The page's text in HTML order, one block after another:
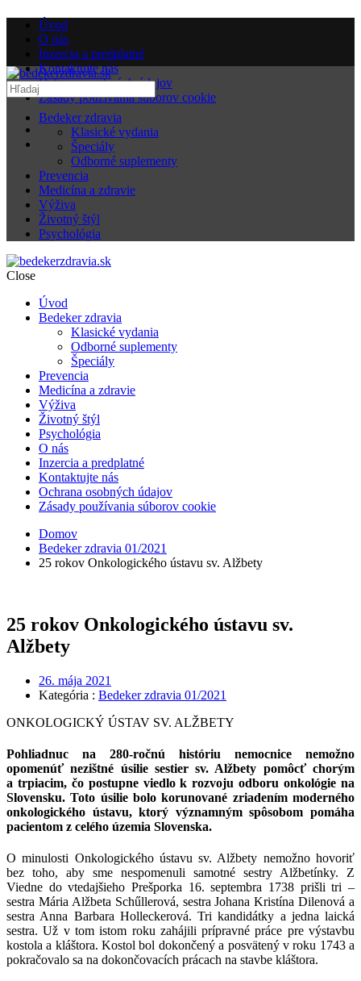
Úvod
O nás
Inzercia a predplatné
Kontaktujte nás
Ochrana osobných údajov
Zásady používania súborov cookie
Bedeker zdravia
Klasické vydania
Špeciály
Odborné suplementy
Prevencia
Medicína a zdravie
Výživa
Životný štýl
Psychológia
Close
Úvod
Bedeker zdravia
Klasické vydania
Odborné suplementy
Špeciály
Prevencia
Medicína a zdravie
Výživa
Životný štýl
Psychológia
O nás
Inzercia a predplatné
Kontaktujte nás
Ochrana osobných údajov
Zásady používania súborov cookie
Domov
Bedeker zdravia 01/2021
25 rokov Onkologického ústavu sv. Alžbety
25 rokov Onkologického ústavu sv.
Alžbety
26. mája 2021
Kategória : Bedeker zdravia 01/2021
ONKOLOGICKÝ ÚSTAV SV. ALŽBETY
Pohliadnuc na 280-ročnú históriu nemocnice nemožno
opomenúť nezištné úsilie sestier sv. Alžbety pomôcť chorým
a trpiacim, čo postupne viedlo k rozvoju odboru onkológie na
Slovensku. Toto úsilie bolo korunované zriadením moderného
onkologického ústavu, ktorý významným spôsobom pomáha
pacientom z celého územia Slovenska.
O minulosti Onkologického ústavu sv. Alžbety nemožno hovoriť
bez toho, aby sme nespomenuli samotné sestry Alžbetínky. Z
Viedne do vtedajšieho Prešporka 16. septembra 1738 prišli tri –
sestra Mária Alžbeta Schűllerová, sestra Johana Kristína Dilenová a
sestra Anna Barbara Holleckerová. Tri kandidátky a jedna laická
sestra. Už v tom istom roku zahájili prípravné práce pre výstavbu
kostola a kláštora. Kostol bol dokončený a posvätený v roku 1743 a
pokračovalo sa na dokončovacích prácach na stavbe kláštora.